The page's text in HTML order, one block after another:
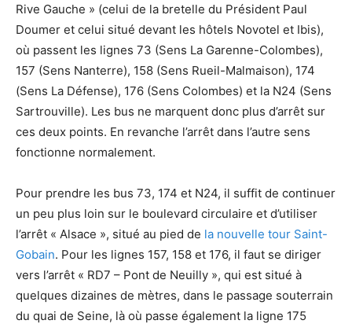
Rive Gauche » (celui de la bretelle du Président Paul
Doumer et celui situé devant les hôtels Novotel et Ibis),
où passent les lignes 73 (Sens La Garenne-Colombes),
157 (Sens Nanterre), 158 (Sens Rueil-Malmaison), 174
(Sens La Défense), 176 (Sens Colombes) et la N24 (Sens
Sartrouville). Les bus ne marquent donc plus d’arrêt sur
ces deux points. En revanche l’arrêt dans l’autre sens
fonctionne normalement.
Pour prendre les bus 73, 174 et N24, il suffit de continuer
un peu plus loin sur le boulevard circulaire et d’utiliser
l’arrêt « Alsace », situé au pied de la nouvelle tour Saint-
Gobain. Pour les lignes 157, 158 et 176, il faut se diriger
vers l’arrêt « RD7 – Pont de Neuilly », qui est situé à
quelques dizaines de mètres, dans le passage souterrain
du quai de Seine, là où passe également la ligne 175